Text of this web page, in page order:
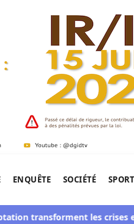
l'Afrique.
ENQUÊTE SOCIÉTÉ
transforment les crises en